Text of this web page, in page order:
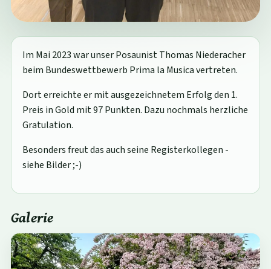
Im Mai 2023 war unser Posaunist Thomas Niederacher
beim Bundeswettbewerb Prima la Musica vertreten.
Dort erreichte er mit ausgezeichnetem Erfolg den 1.
Preis in Gold mit 97 Punkten. Dazu nochmals herzliche
Gratulation.
Besonders freut das auch seine Registerkollegen -
siehe Bilder ;-)
Galerie